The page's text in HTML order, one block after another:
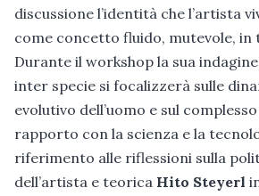
discussione l’identità che l’artista
come concetto fluido, mutevole,
Durante il workshop la sua
inter specie si focalizzerà sulle
evolutivo dell’uomo e sul
rapporto con la scienza e la
riferimento alle riflessioni sulla
dell’artista e teorica Hito Steyerl